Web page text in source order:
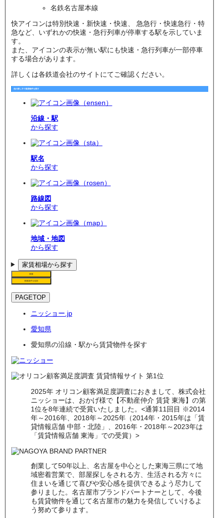
名鉄名古屋本線
快アイコンは特別快速・新快速・快速、 急急行・快速急行・特
急など、いずれかの快速・急行列車が停車する駅を示していま
す。
また、アイコンの表示が無い駅にも快速・急行列車が一部停車
する場合があります。
詳しくは各鉄道会社のサイトにてご確認ください。
他の探し方で賃貸物件を探す
沿線・駅
から探す
駅名
から探す
路線図
から探す
地域・地図
から探す
家賃相場から探す
検索
検索条件を追加
PAGETOP
ニッショー.jp
愛知県
愛知県の沿線・駅から賃貸物件を探す
2025年 オリコン顧客満足度調査におきまして、株式会社
ニッショーは、おかげ様で【不動産仲介 賃貸 東海】の第
1位を8年連続で受賞いたしました。<通算11回目 ※2014
年～2016年、2018年～2025年（2014年・2015年は「賃
貸情報店舗 中部・北陸」、2016年・2018年～2023年は
「賃貸情報店舗 東海」での受賞）>
創業して50年以上、名古屋を中心とした東海三県にて地
域密着営業で、部屋探しをされる方、生活される方々に
住まいを通じて喜びや安心感を提供できるよう尽力して
参りました。名古屋市ブランドパートナーとして、今後
も賃貸物件を通じて名古屋市の魅力を発信していけるよ
う努めて参ります。